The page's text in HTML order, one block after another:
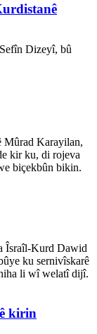
Dizeyî, bû
Mûrad Karayilan,
kir ku, di rojeva
biçekbûn bikin.
Îsraîl-Kurd Dawid
ku sernivîskarê
li wî welatî dijî.
kirin